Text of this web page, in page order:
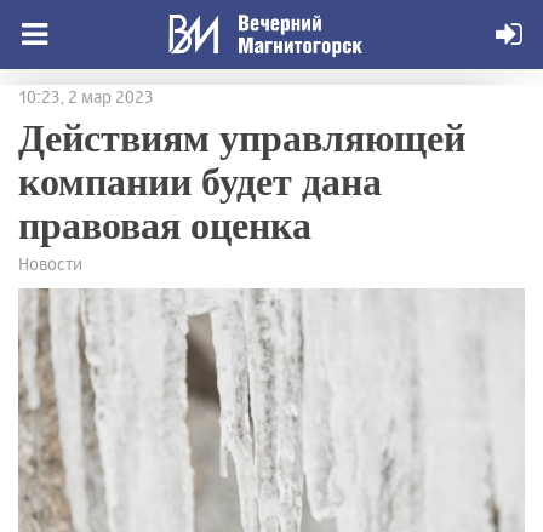
10:23, 2 мар 2023
Действиям управляющей
компании будет дана
правовая оценка
Новости